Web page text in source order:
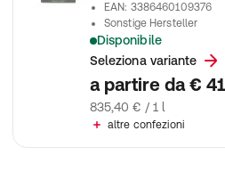
EAN: 3386460109376
Sonstige Hersteller
Disponibile
Jimmy Choo Urban Hero
Seleziona variante
a partire da €
835,40 € / 1 l
altre confezioni